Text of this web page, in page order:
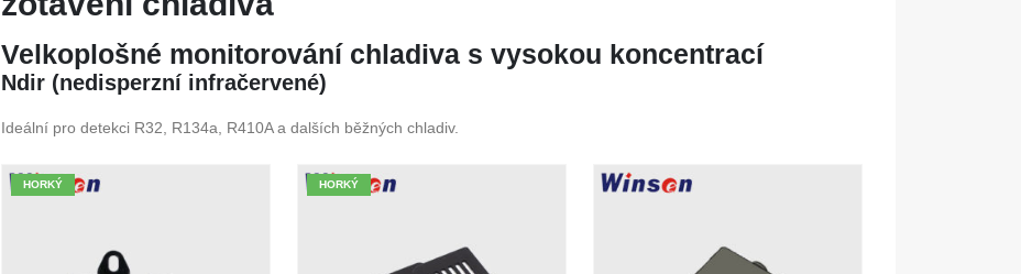
Velkoplošné monitorování chladiva s vysokou koncentrací
Ndir (nedisperzní infračervené)
Ideální pro detekci R32, R134a, R410A a dalších běžných chladiv.
HORKÝ HORKÝ